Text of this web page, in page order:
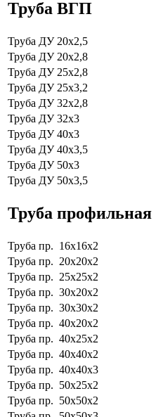
Труба ВГП
Труба ДУ 20х2,5
Труба ДУ 20х2,8
Труба ДУ 25х2,8
Труба ДУ 25х3,2
Труба ДУ 32х2,8
Труба ДУ 32х3
Труба ДУ 40х3
Труба ДУ 40х3,5
Труба ДУ 50х3
Труба ДУ 50х3,5
Труба профильная
Труба пр. 16х16х2
Труба пр. 20х20х2
Труба пр. 25х25х2
Труба пр. 30х20х2
Труба пр. 30х30х2
Труба пр. 40х20х2
Труба пр. 40х25х2
Труба пр. 40х40х2
Труба пр. 40х40х3
Труба пр. 50х25х2
Труба пр. 50х50х2